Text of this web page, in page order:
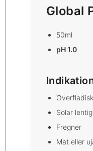
Global
50ml
pH 1.0
Solar
Fregner
Mat eller